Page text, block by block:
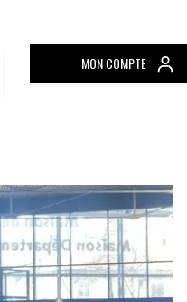
MON COMPTE